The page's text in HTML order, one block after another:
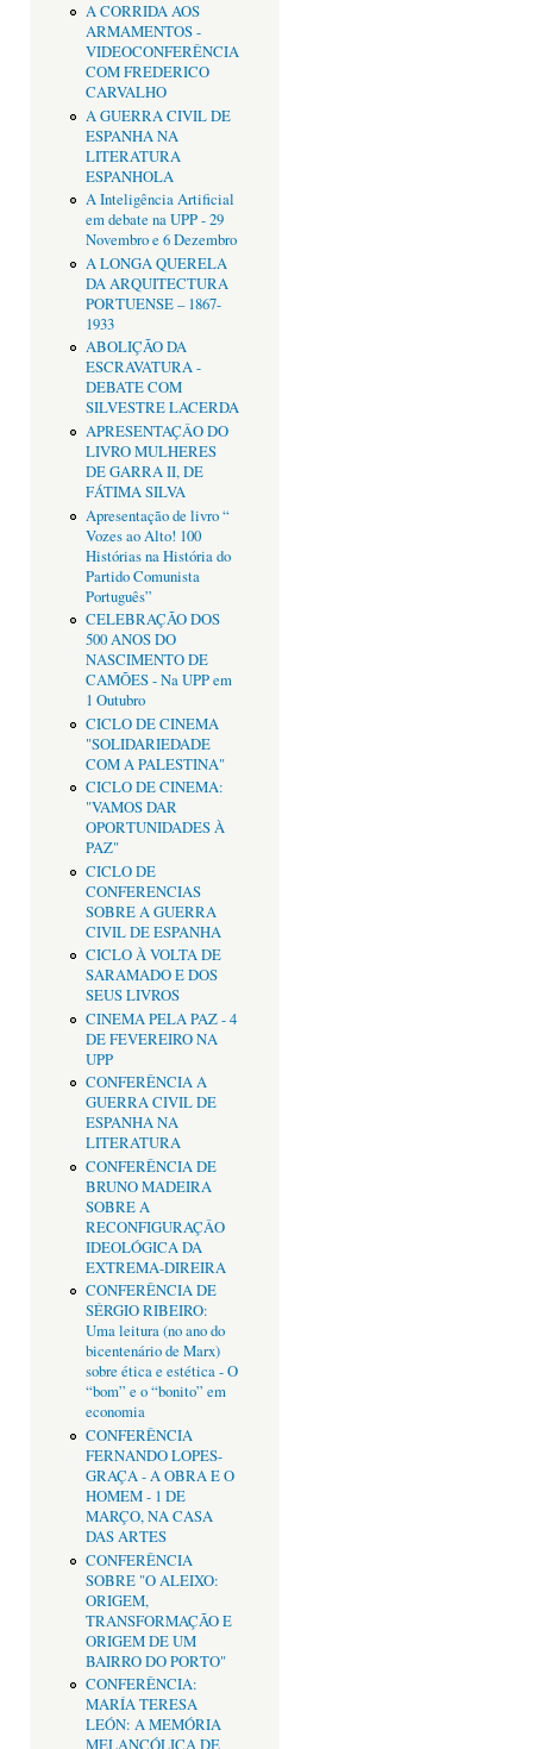
A CORRIDA AOS
ARMAMENTOS -
VIDEOCONFERÊNCIA
COM FREDERICO
CARVALHO
A GUERRA CIVIL DE
ESPANHA NA
LITERATURA
ESPANHOLA
A Inteligência Artificial
em debate na UPP - 29
Novembro e 6 Dezembro
A LONGA QUERELA
DA ARQUITECTURA
PORTUENSE – 1867-
1933
ABOLIÇÃO DA
ESCRAVATURA -
DEBATE COM
SILVESTRE LACERDA
APRESENTAÇÂO DO
LIVRO MULHERES
DE GARRA II, DE
FÁTIMA SILVA
Apresentação de livro “
Vozes ao Alto! 100
Histórias na História do
Partido Comunista
Português”
CELEBRAÇÃO DOS
500 ANOS DO
NASCIMENTO DE
CAMÕES - Na UPP em
1 Outubro
CICLO DE CINEMA
"SOLIDARIEDADE
COM A PALESTINA"
CICLO DE CINEMA:
"VAMOS DAR
OPORTUNIDADES À
PAZ"
CICLO DE
CONFERENCIAS
SOBRE A GUERRA
CIVIL DE ESPANHA
CICLO À VOLTA DE
SARAMADO E DOS
SEUS LIVROS
CINEMA PELA PAZ - 4
DE FEVEREIRO NA
UPP
CONFERÊNCIA A
GUERRA CIVIL DE
ESPANHA NA
LITERATURA
CONFERÊNCIA DE
BRUNO MADEIRA
SOBRE A
RECONFIGURAÇÂO
IDEOLÓGICA DA
EXTREMA-DIREIRA
CONFERÊNCIA DE
SÉRGIO RIBEIRO:
Uma leitura (no ano do
bicentenário de Marx)
sobre ética e estética - O
“bom” e o “bonito” em
economia
CONFERÊNCIA
FERNANDO LOPES-
GRAÇA - A OBRA E O
HOMEM - 1 DE
MARÇO, NA CASA
DAS ARTES
CONFERÊNCIA
SOBRE "O ALEIXO:
ORIGEM,
TRANSFORMAÇÃO E
ORIGEM DE UM
BAIRRO DO PORTO"
CONFERÊNCIA:
MARÍA TERESA
LEÓN: A MEMÓRIA
MELANCÓLICA DE